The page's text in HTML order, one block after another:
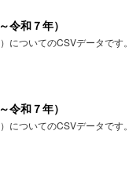
令和７年）
についてのCSVデータです。
令和７年）
についてのCSVデータです。